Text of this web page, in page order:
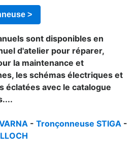
Rechercher tronçonneuse >
sont disponibles en
d'atelier pour réparer,
la maintenance et
les schémas électriques et
éclatées avec le catalogue
- Tronçonneuse STIGA -